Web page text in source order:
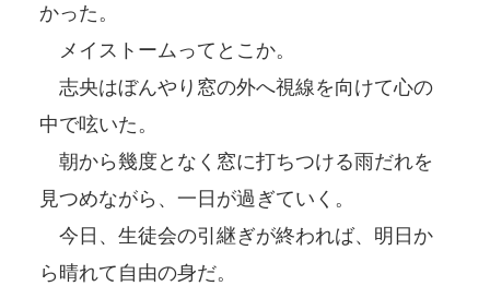
かった。
メイストームってとこか。
志央はぼんやり窓の外へ視線を向けて心の
中で呟いた。
朝から幾度となく窓に打ちつける雨だれを
見つめながら、一日が過ぎていく。
今日、生徒会の引継ぎが終われば、明日か
ら晴れて自由の身だ。